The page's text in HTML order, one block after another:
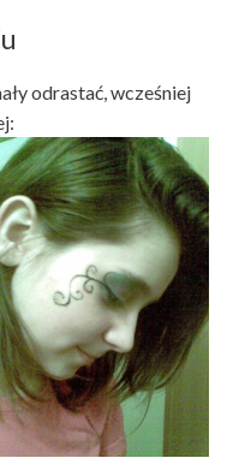
odrastać, wcześniej